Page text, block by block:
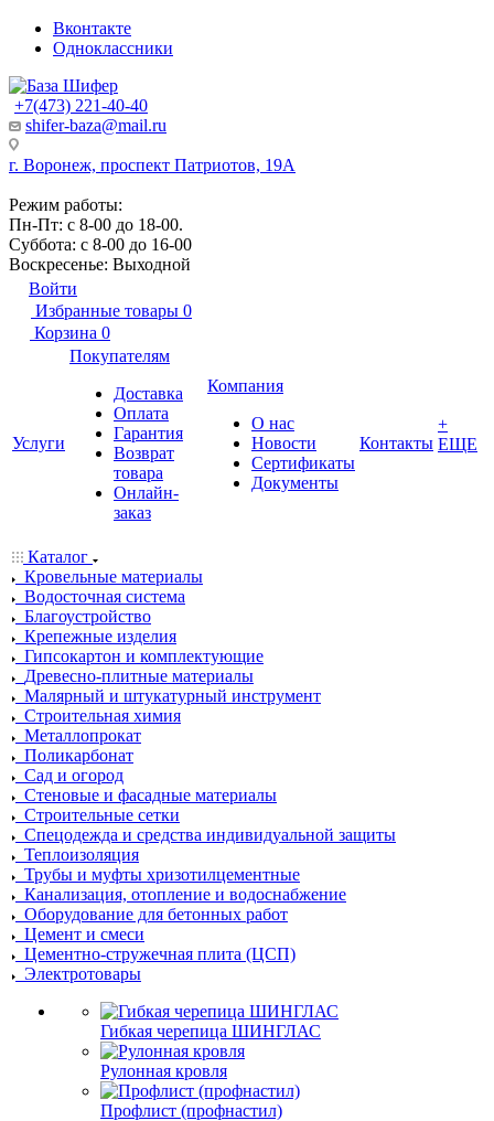
Вконтакте
Одноклассники
+7(473) 221-40-40
shifer-baza@mail.ru
г. Воронеж, проспект Патриотов, 19А
Режим работы:
Пн-Пт: с 8-00 до 18-00.
Суббота: с 8-00 до 16-00
Воскресенье: Выходной
Войти
Избранные товары 0
Корзина 0
Услуги
Покупателям
Доставка
Оплата
Гарантия
Возврат
товара
Онлайн-
заказ
Компания
О нас
Новости
Сертификаты
Документы
Контакты
+
ЕЩЕ
Каталог
Кровельные материалы
Водосточная система
Благоустройство
Крепежные изделия
Гипсокартон и комплектующие
Древесно-плитные материалы
Малярный и штукатурный инструмент
Строительная химия
Металлопрокат
Поликарбонат
Сад и огород
Стеновые и фасадные материалы
Строительные сетки
Спецодежда и средства индивидуальной защиты
Теплоизоляция
Трубы и муфты хризотилцементные
Канализация, отопление и водоснабжение
Оборудование для бетонных работ
Цемент и смеси
Цементно-стружечная плита (ЦСП)
Электротовары
Гибкая черепица ШИНГЛАС
Рулонная кровля
Профлист (профнастил)